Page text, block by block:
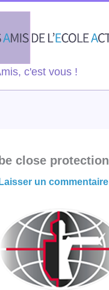
c'est vous !
be close protection
Laisser un commentaire